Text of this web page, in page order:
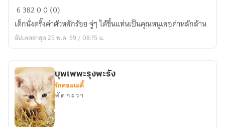
ชื่น
ใจ
638200 (0)
เด็กนั่งดริ๊งค่าตัวหลักร้อย จู่ๆ ได้ขึ้นแท่นเป็นคุณหนูเลอค่าหลักล้าน
อัปเดตล่าสุด 25 พ.ค. 69 / 08:15 น.
บุพเพพะรุงพะรัง
รักคอมเมดี้
พั ด ก ะ ว า